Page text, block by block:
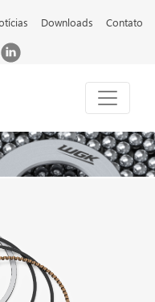
Downloads Contato